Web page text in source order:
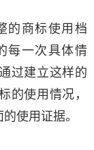
的商标使用档
每一次具体情
过建立这样的
的使用情况，
使用证据。